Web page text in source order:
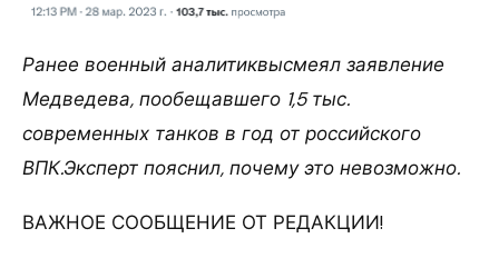
Ранее военный аналитиквысмеял заявление
Медведева, пообещавшего 1,5 тыс.
современных танков в год от российского
ВПК.Эксперт пояснил, почему это невозможно.
ВАЖНОЕ СООБЩЕНИЕ ОТ РЕДАКЦИИ!